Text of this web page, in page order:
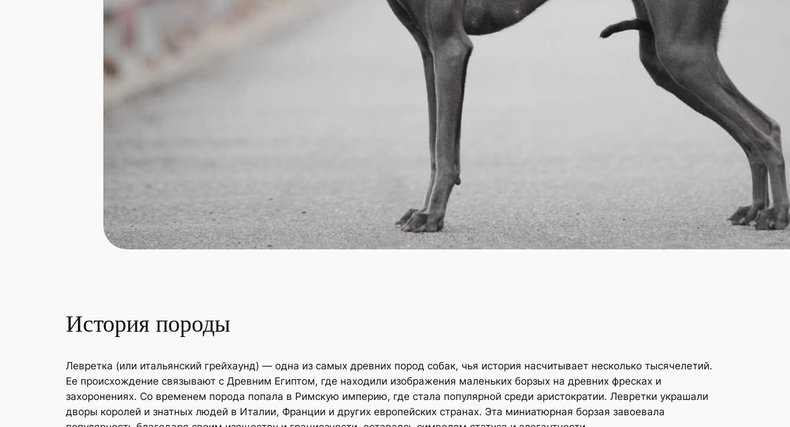
История породы
Левретка (или итальянский грейхаунд) — одна из самых древних пород собак, чья история насчитывает несколько тысячелетий.
Ее происхождение связывают с Древним Египтом, где находили изображения маленьких борзых на древних фресках и
захоронениях. Со временем порода попала в Римскую империю, где стала популярной среди аристократии. Левретки украшали
дворы королей и знатных людей в Италии, Франции и других европейских странах. Эта миниатюрная борзая завоевала